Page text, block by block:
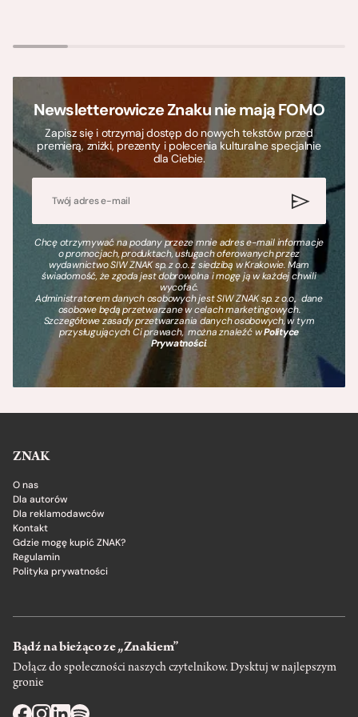
Newsletterowicze Znaku nie mają FOMO
Zapisz się i otrzymaj dostęp do nowych tekstów przed
premierą, zniżki, prezenty i polecenia kulturalne specjalnie
dla Ciebie.
Chcę otrzymywać na podany przeze mnie adres e-mail informacje
o promocjach, produktach, usługach oferowanych przez
wydawnictwo SIW ZNAK sp. z o.o. z siedzibą w Krakowie. Mam
świadomość, że zgoda jest dobrowolna i mogę ją w każdej chwili
wycofać.
Administratorem danych osobowych jest SIW ZNAK sp. z o.o., dane
osobowe będą przetwarzane w celach marketingowych.
Szczegółowe zasady przetwarzania danych osobowych, w tym
przysługujących Ci prawach, można znaleźć wPolityce
Prywatności.
ZNAK
O nas
Dla autorów
Dla reklamodawców
Kontakt
Gdzie mogę kupić ZNAK?
Regulamin
Polityka prywatności
Bądź na bieżąco ze „Znakiem”
Dołącz do społeczności naszych czytelnikow. Dysktuj w najlepszym
gronie